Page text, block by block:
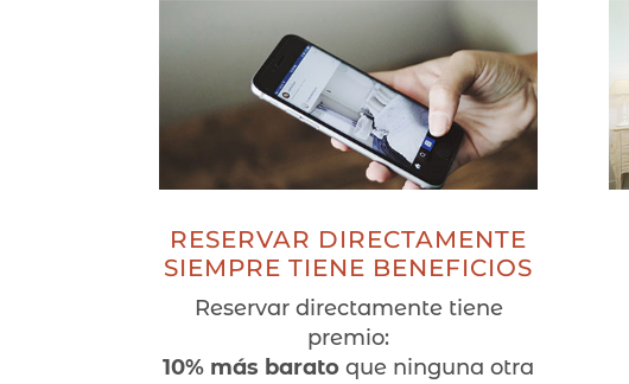
RESERVAR DIRECTAMENTE
SIEMPRE TIENE BENEFICIOS
Reservar directamente tiene
premio:
10% más barato que ninguna otra